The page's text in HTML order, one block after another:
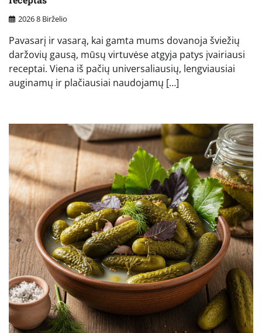
2026 8 Birželio
Pavasarį ir vasarą, kai gamta mums dovanoja šviežių
daržovių gausą, mūsų virtuvėse atgyja patys įvairiausi
receptai. Viena iš pačių universaliausių, lengviausiai
auginamų ir plačiausiai naudojamų […]